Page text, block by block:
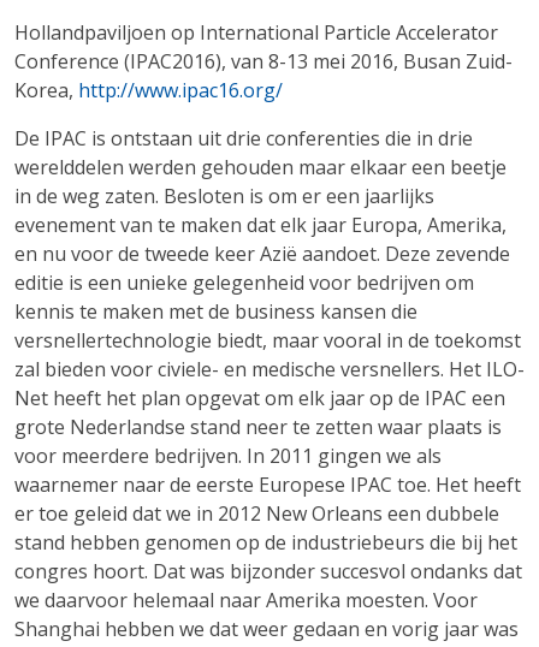
Hollandpaviljoen op International Particle Accelerator
Conference (IPAC2016), van 8-13 mei 2016, Busan Zuid-
Korea, http://www.ipac16.org/
De IPAC is ontstaan uit drie conferenties die in drie
werelddelen werden gehouden maar elkaar een beetje
in de weg zaten. Besloten is om er een jaarlijks
evenement van te maken dat elk jaar Europa, Amerika,
en nu voor de tweede keer Azië aandoet. Deze zevende
editie is een unieke gelegenheid voor bedrijven om
kennis te maken met de business kansen die
versnellertechnologie biedt, maar vooral in de toekomst
zal bieden voor civiele- en medische versnellers. Het ILO-
Net heeft het plan opgevat om elk jaar op de IPAC een
grote Nederlandse stand neer te zetten waar plaats is
voor meerdere bedrijven. In 2011 gingen we als
waarnemer naar de eerste Europese IPAC toe. Het heeft
er toe geleid dat we in 2012 New Orleans een dubbele
stand hebben genomen op de industriebeurs die bij het
congres hoort. Dat was bijzonder succesvol ondanks dat
we daarvoor helemaal naar Amerika moesten. Voor
Shanghai hebben we dat weer gedaan en vorig jaar was